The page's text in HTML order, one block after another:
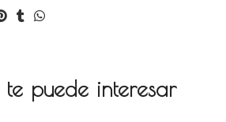
te puede interesar